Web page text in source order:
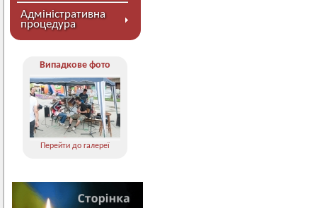
Адміністративна
процедура
Випадкове фото
Перейти до галереї